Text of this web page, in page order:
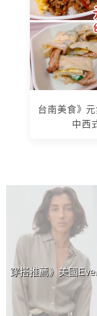
台南美食》
中西
上 / 下一篇文章
穿搭推薦》美國